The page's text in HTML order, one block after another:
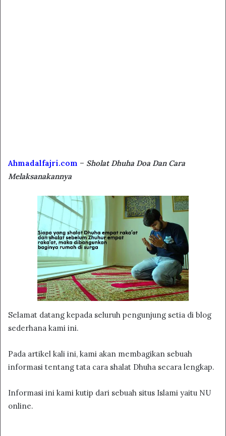
Ahmadalfajri.com – Sholat Dhuha Doa Dan Cara
Melaksanakannya
Selamat datang kepada seluruh pengunjung setia di blog
sederhana kami ini.
Pada artikel kali ini, kami akan membagikan sebuah
informasi tentang tata cara shalat Dhuha secara lengkap.
Informasi ini kami kutip dari sebuah situs Islami yaitu NU
online.